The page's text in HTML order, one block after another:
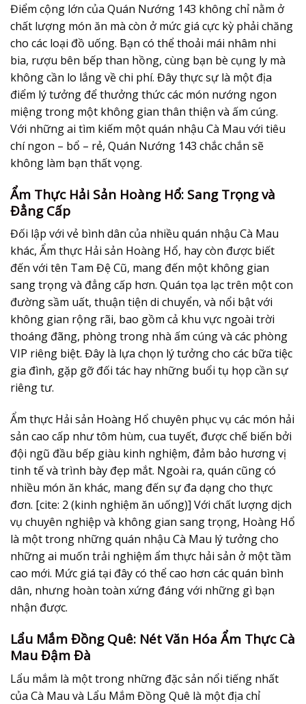
Điểm cộng lớn của Quán Nướng 143 không chỉ nằm ở
chất lượng món ăn mà còn ở mức giá cực kỳ phải chăng
cho các loại đồ uống. Bạn có thể thoải mái nhâm nhi
bia, rượu bên bếp than hồng, cùng bạn bè cụng ly mà
không cần lo lắng về chi phí. Đây thực sự là một địa
điểm lý tưởng để thưởng thức các món nướng ngon
miệng trong một không gian thân thiện và ấm cúng.
Với những ai tìm kiếm một quán nhậu Cà Mau với tiêu
chí ngon – bổ – rẻ, Quán Nướng 143 chắc chắn sẽ
không làm bạn thất vọng.
Ẩm Thực Hải Sản Hoàng Hổ: Sang Trọng và
Đẳng Cấp
Đối lập với vẻ bình dân của nhiều quán nhậu Cà Mau
khác, Ẩm thực Hải sản Hoàng Hổ, hay còn được biết
đến với tên Tam Đệ Cũ, mang đến một không gian
sang trọng và đẳng cấp hơn. Quán tọa lạc trên một con
đường sầm uất, thuận tiện di chuyển, và nổi bật với
không gian rộng rãi, bao gồm cả khu vực ngoài trời
thoáng đãng, phòng trong nhà ấm cúng và các phòng
VIP riêng biệt. Đây là lựa chọn lý tưởng cho các bữa tiệc
gia đình, gặp gỡ đối tác hay những buổi tụ họp cần sự
riêng tư.
Ẩm thực Hải sản Hoàng Hổ chuyên phục vụ các món hải
sản cao cấp như tôm hùm, cua tuyết, được chế biến bởi
đội ngũ đầu bếp giàu kinh nghiệm, đảm bảo hương vị
tinh tế và trình bày đẹp mắt. Ngoài ra, quán cũng có
nhiều món ăn khác, mang đến sự đa dạng cho thực
đơn. [cite: 2 (kinh nghiệm ăn uống)] Với chất lượng dịch
vụ chuyên nghiệp và không gian sang trọng, Hoàng Hổ
là một trong những quán nhậu Cà Mau lý tưởng cho
những ai muốn trải nghiệm ẩm thực hải sản ở một tầm
cao mới. Mức giá tại đây có thể cao hơn các quán bình
dân, nhưng hoàn toàn xứng đáng với những gì bạn
nhận được.
Lẩu Mắm Đồng Quê: Nét Văn Hóa Ẩm Thực Cà
Mau Đậm Đà
Lẩu mắm là một trong những đặc sản nổi tiếng nhất
của Cà Mau và Lẩu Mắm Đồng Quê là một địa chỉ